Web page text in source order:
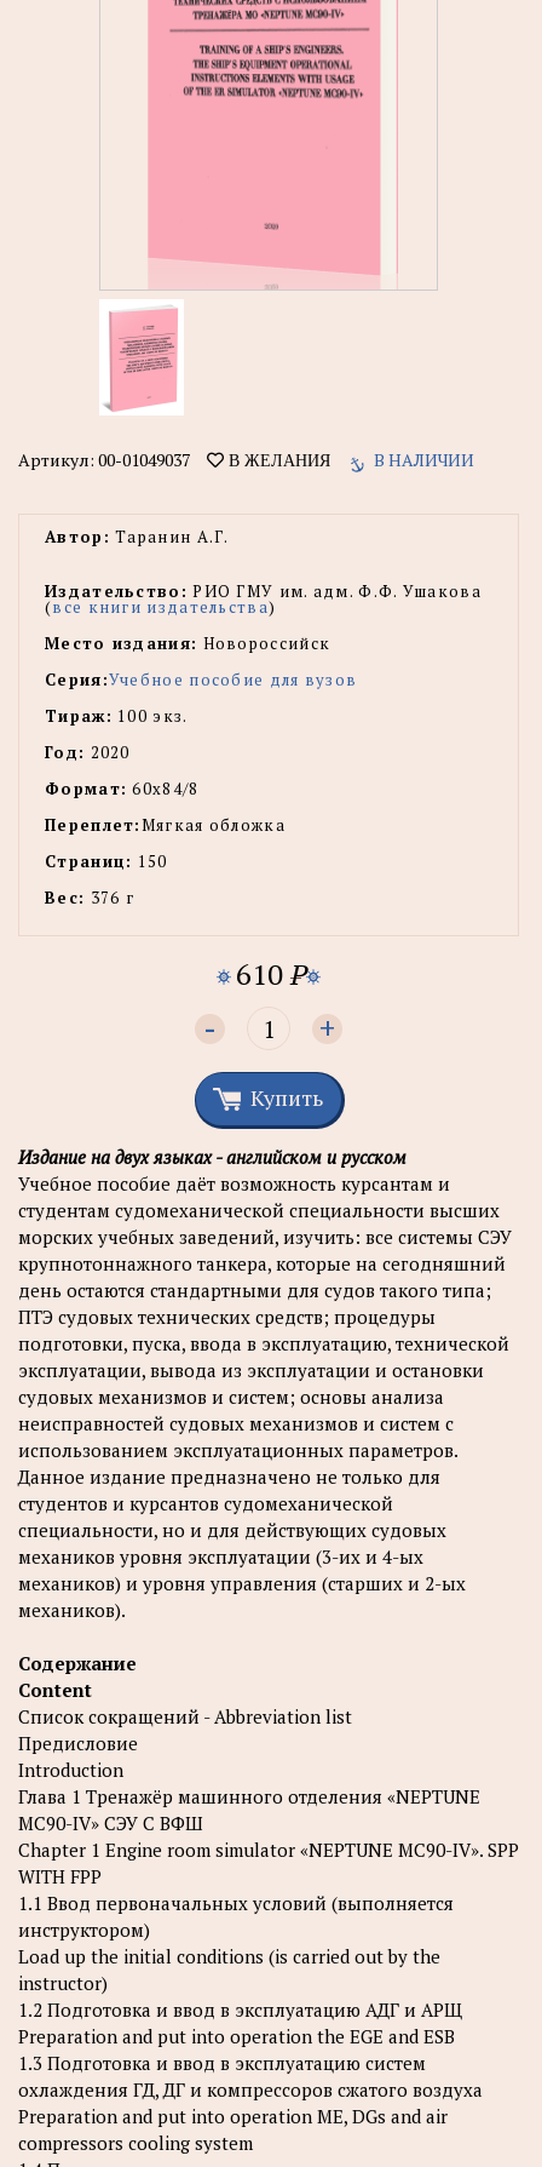
Артикул: 00-01049037 В ЖЕЛАНИЯ В НАЛИЧИИ
Автор: Таранин А.Г.
Издательство: РИО ГМУ им. адм. Ф.Ф. Ушакова
(все книги издательства)
Место издания: Новороссийск
Серия:Учебное пособие для вузов
Тираж: 100 экз.
Год: 2020
Формат: 60х84/8
Переплет:Мягкая обложка
Страниц: 150
Вес: 376 г
610P
- +
Купить
Издание на двух языках - английском и русском
Учебное пособие даёт возможность курсантам и
студентам судомеханической специальности высших
морских учебных заведений, изучить: все системы СЭУ
крупнотоннажного танкера, которые на сегодняшний
день остаются стандартными для судов такого типа;
ПТЭ судовых технических средств; процедуры
подготовки, пуска, ввода в эксплуатацию, технической
эксплуатации, вывода из эксплуатации и остановки
судовых механизмов и систем; основы анализа
неисправностей судовых механизмов и систем с
использованием эксплуатационных параметров.
Данное издание предназначено не только для
студентов и курсантов судомеханической
специальности, но и для действующих судовых
механиков уровня эксплуатации (3-их и 4-ых
механиков) и уровня управления (старших и 2-ых
механиков).
Содержание
Content
Список сокращений - Abbreviation list
Предисловие
Introduction
Глава 1 Тренажёр машинного отделения «NEPTUNE
MC90-IV» СЭУ С ВФШ
Chapter 1 Engine room simulator «NEPTUNE MC90-IV». SPP
WITH FPP
1.1 Ввод первоначальных условий (выполняется
инструктором)
Load up the initial conditions (is carried out by the
instructor)
1.2 Подготовка и ввод в эксплуатацию АДГ и АРЩ
Preparation and put into operation the EGE and ESB
1.3 Подготовка и ввод в эксплуатацию систем
охлаждения ГД, ДГ и компрессоров сжатого воздуха
Preparation and put into operation ME, DGs and air
compressors cooling system